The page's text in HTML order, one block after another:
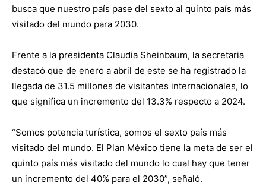
busca que nuestro país pase del sexto al quinto país más
visitado del mundo para 2030.
Frente a la presidenta Claudia Sheinbaum, la secretaria
destacó que de enero a abril de este se ha registrado la
llegada de 31.5 millones de visitantes internacionales, lo
que significa un incremento del 13.3% respecto a 2024.
“Somos potencia turística, somos el sexto país más
visitado del mundo. El Plan México tiene la meta de ser el
quinto país más visitado del mundo lo cual hay que tener
un incremento del 40% para el 2030”, señaló.